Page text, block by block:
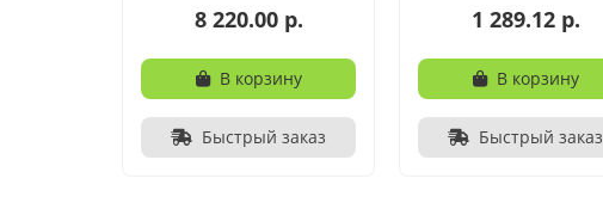
8 220.00 р.
В корзину
Быстрый заказ
1 289.12 р.
В корзину
Быстрый заказ